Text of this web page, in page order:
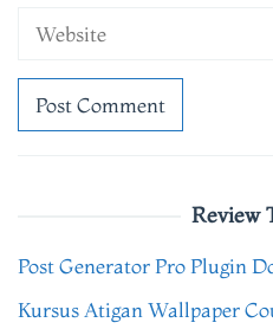
Review
Post Generator Pro Plugin
Kursus Atigan Wallpaper